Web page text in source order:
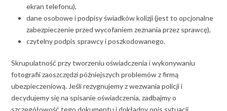
ekran telefonu),
dane osobowe i podpisy świadków kolizji (jest to opcjonalne
zabezpieczenie przed wycofaniem zeznania przez sprawcę),
czytelny podpis sprawcy i poszkodowanego.
Skrupulatność przy tworzeniu oświadczenia i wykonywaniu
fotografii zaoszczędzi późniejszych problemów z firmą
ubezpieczeniową. Jeśli rezygnujemy z wezwania policji i
decydujemy się na spisanie oświadczenia, zadbajmy o